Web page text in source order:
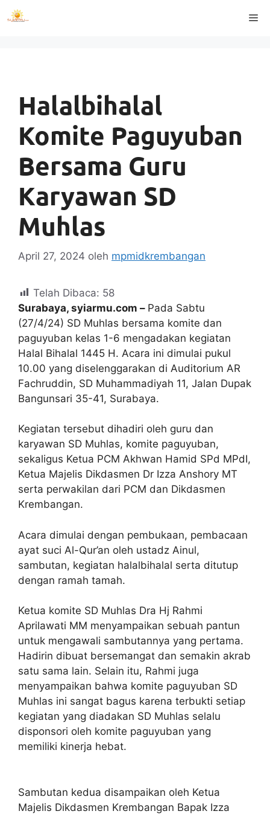
Langsung
ke
Halalbihalal
Komite Paguyuban
Bersama Guru
Karyawan SD
Muhlas
April 27, 2024 oleh mpmidkrembangan
Telah Dibaca: 58
Surabaya, syiarmu.com – Pada Sabtu
(27/4/24) SD Muhlas bersama komite dan
paguyuban kelas 1-6 mengadakan kegiatan
Halal Bihalal 1445 H. Acara ini dimulai pukul
10.00 yang diselenggarakan di Auditorium AR
Fachruddin, SD Muhammadiyah 11, Jalan Dupak
Bangunsari 35-41, Surabaya.
Kegiatan tersebut dihadiri oleh guru dan
karyawan SD Muhlas, komite paguyuban,
sekaligus Ketua PCM Akhwan Hamid SPd MPdI,
Ketua Majelis Dikdasmen Dr Izza Anshory MT
serta perwakilan dari PCM dan Dikdasmen
Krembangan.
Acara dimulai dengan pembukaan, pembacaan
ayat suci Al-Qur’an oleh ustadz Ainul,
sambutan, kegiatan halalbihalal serta ditutup
dengan ramah tamah.
Ketua komite SD Muhlas Dra Hj Rahmi
Aprilawati MM menyampaikan sebuah pantun
untuk mengawali sambutannya yang pertama.
Hadirin dibuat bersemangat dan semakin akrab
satu sama lain. Selain itu, Rahmi juga
menyampaikan bahwa komite paguyuban SD
Muhlas ini sangat bagus karena terbukti setiap
kegiatan yang diadakan SD Muhlas selalu
disponsori oleh komite paguyuban yang
memiliki kinerja hebat.
Sambutan kedua disampaikan oleh Ketua
Majelis Dikdasmen Krembangan Bapak Izza